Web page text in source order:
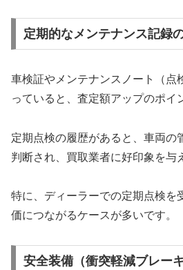
定期的なメンテナンス記録
車検証やメンテナンスノート（点
っていると、査定額アップのポイ
定期点検の履歴があると、車両の
判断され、買取業者に好印象を与
特に、ディーラーでの定期点検を
価につながるケースが多いです。
安全装備（衝突軽減ブレー